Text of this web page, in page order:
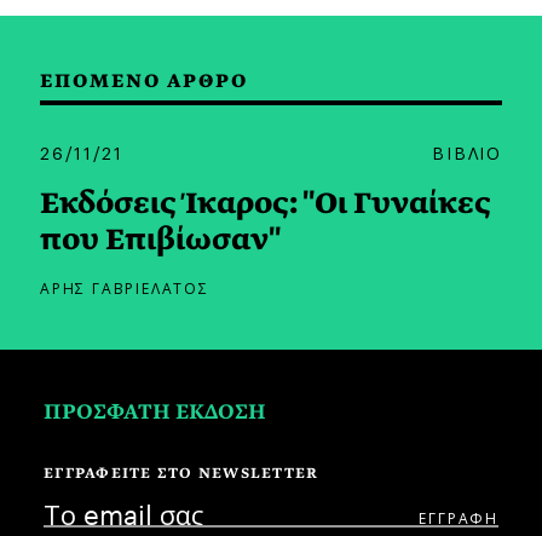
ΕΠΟΜΕΝΟ ΑΡΘΡΟ
26/11/21 ΒΙΒΛΙΟ
Εκδόσεις Ίκαρος: "Οι Γυναίκες
που Επιβίωσαν"
ΑΡΗΣ ΓΑΒΡΙΕΛΑΤΟΣ
ΠΡΟΣΦΑΤΗ ΕΚΔΟΣΗ
ΕΓΓΡΑΦΕΙΤΕ ΣΤΟ NEWSLETTER